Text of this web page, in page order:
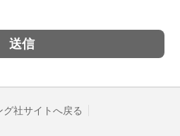
社サイトへ戻る